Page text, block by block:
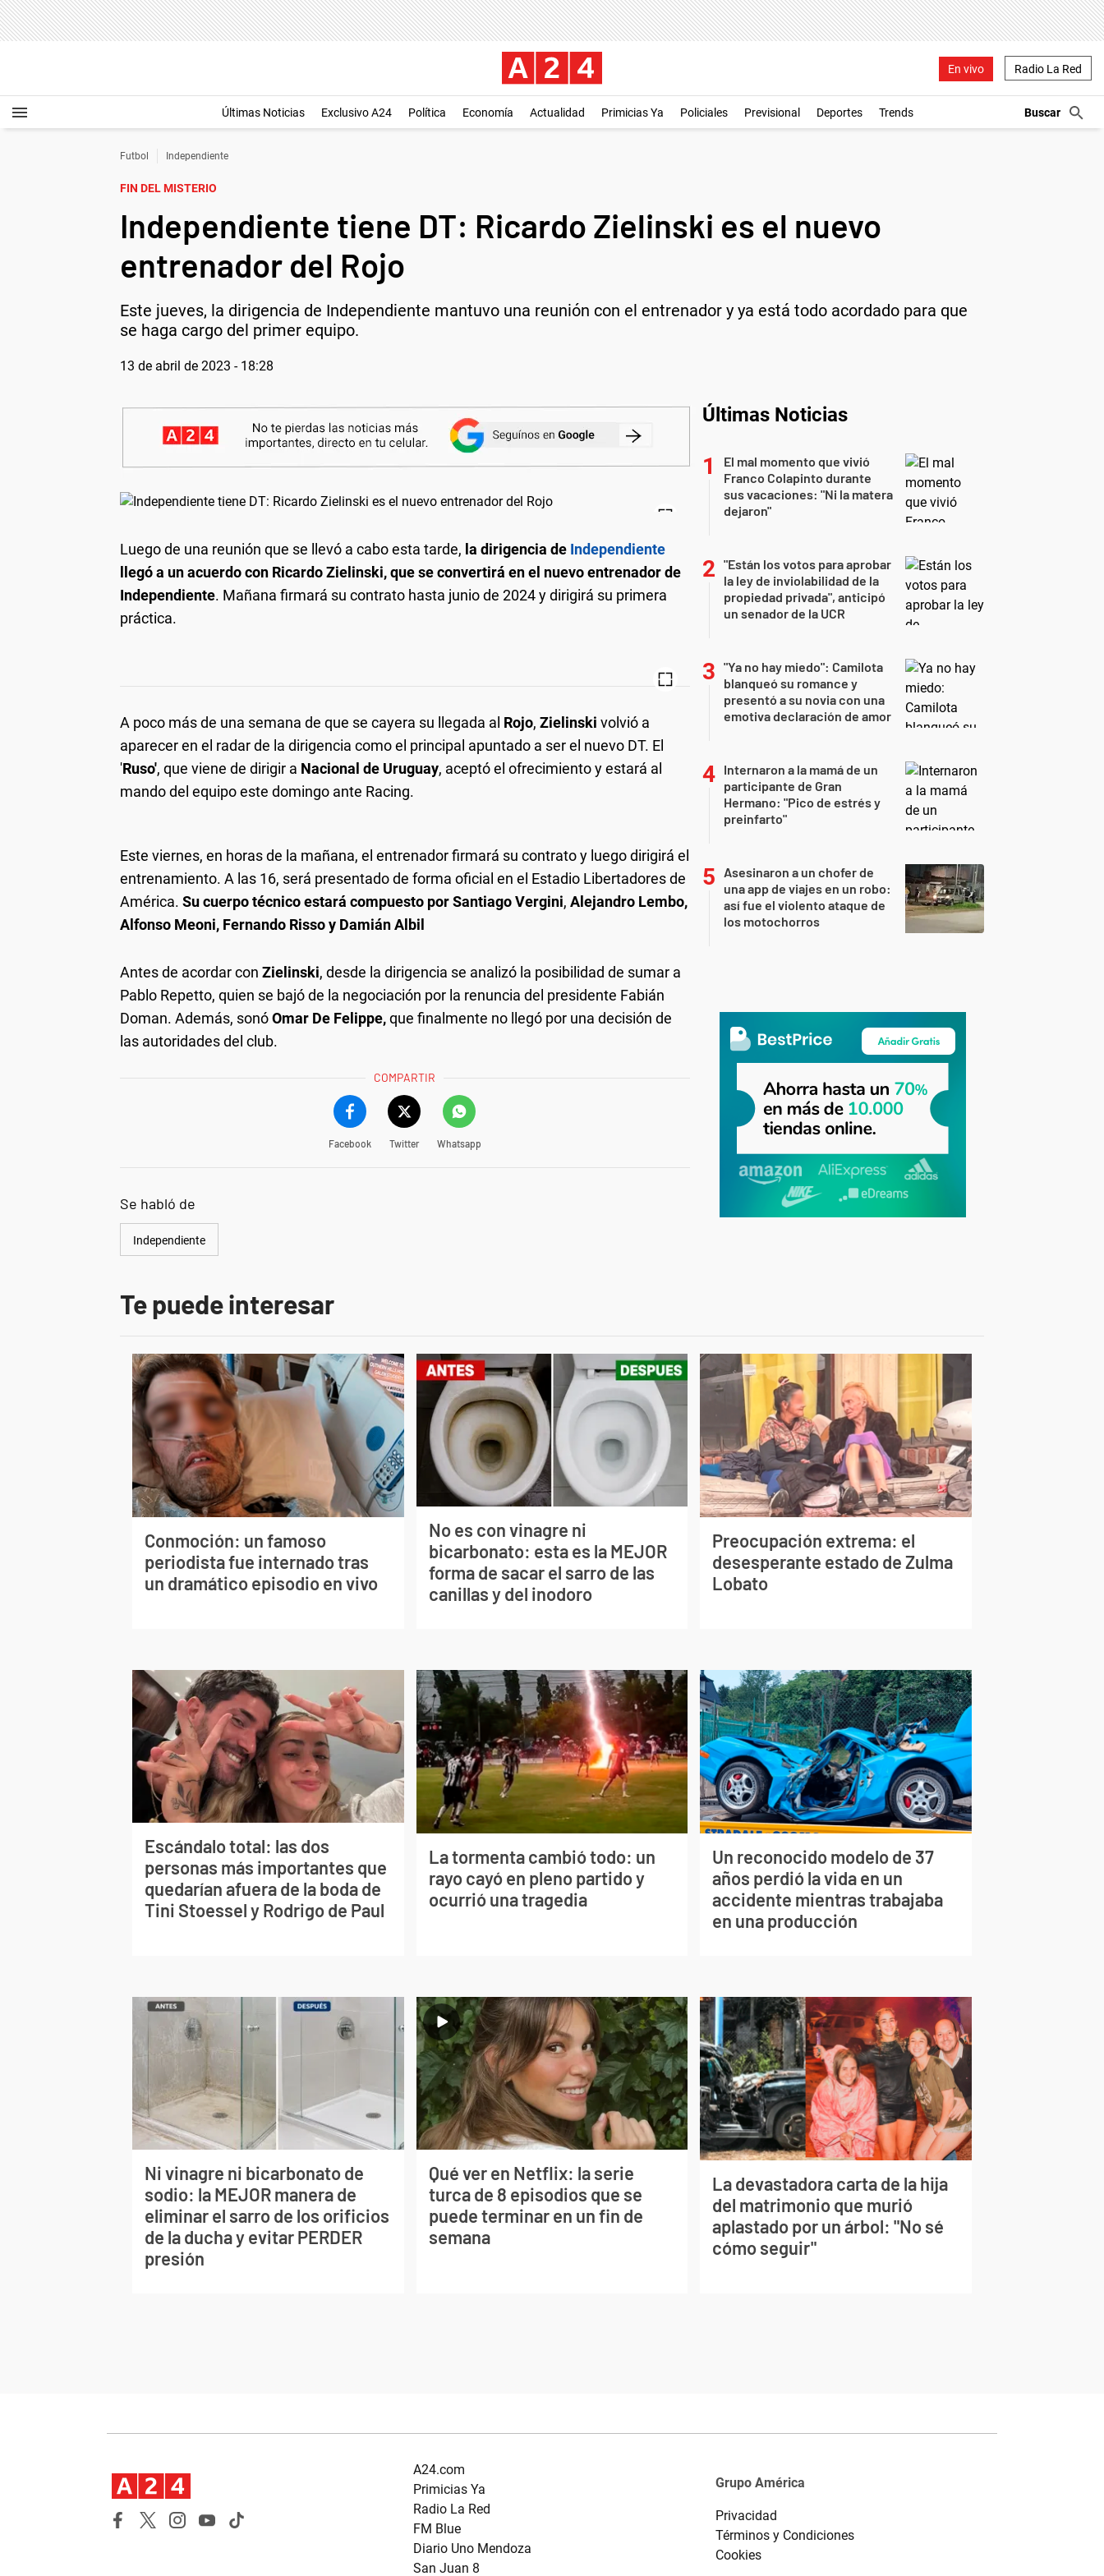
En vivo Radio La Red
Últimas Noticias Exclusivo A24 Política Economía Actualidad Primicias Ya Policiales Previsional Deportes Trends
Futbol Independiente
FIN DEL MISTERIO
Independiente tiene DT: Ricardo Zielinski es el nuevo
entrenador del Rojo
Este jueves, la dirigencia de Independiente mantuvo una reunión con el entrenador y ya está todo acordado para que
se haga cargo del primer equipo.
13 de abril de 2023 - 18:28
Luego de una reunión que se llevó a cabo esta tarde, la dirigencia de Independiente
llegó a un acuerdo con Ricardo Zielinski, que se convertirá en el nuevo entrenador de
Independiente. Mañana firmará su contrato hasta junio de 2024 y dirigirá su primera
práctica.
A poco más de una semana de que se cayera su llegada al Rojo, Zielinski volvió a
aparecer en el radar de la dirigencia como el principal apuntado a ser el nuevo DT. El
'Ruso', que viene de dirigir a Nacional de Uruguay, aceptó el ofrecimiento y estará al
mando del equipo este domingo ante Racing.
Este viernes, en horas de la mañana, el entrenador firmará su contrato y luego dirigirá el
entrenamiento. A las 16, será presentado de forma oficial en el Estadio Libertadores de
América. Su cuerpo técnico estará compuesto por Santiago Vergini, Alejandro Lembo,
Alfonso Meoni, Fernando Risso y Damián Albil
Antes de acordar con Zielinski, desde la dirigencia se analizó la posibilidad de sumar a
Pablo Repetto, quien se bajó de la negociación por la renuncia del presidente Fabián
Doman. Además, sonóOmar De Felippe,que finalmente no llegó por una decisión de
las autoridades del club.
COMPARTIR
Facebook Twitter Whatsapp
Se habló de
Independiente
Últimas Noticias
El mal momento que vivió
Franco Colapinto durante
sus vacaciones: "Ni la matera
dejaron"
"Están los votos para aprobar
la ley de inviolabilidad de la
propiedad privada", anticipó
un senador de la UCR
"Ya no hay miedo": Camilota
blanqueó su romance y
presentó a su novia con una
emotiva declaración de amor
Internaron a la mamá de un
participante de Gran
Hermano: "Pico de estrés y
preinfarto"
Asesinaron a un chofer de
una app de viajes en un robo:
así fue el violento ataque de
los motochorros
Te puede interesar
Conmoción: un famoso
periodista fue internado tras
un dramático episodio en vivo
No es con vinagre ni
bicarbonato: esta es la MEJOR
forma de sacar el sarro de las
canillas y del inodoro
Preocupación extrema: el
desesperante estado de Zulma
Lobato
Escándalo total: las dos
personas más importantes que
quedarían afuera de la boda de
Tini Stoessel y Rodrigo de Paul
La tormenta cambió todo: un
rayo cayó en pleno partido y
ocurrió una tragedia
Un reconocido modelo de 37
años perdió la vida en un
accidente mientras trabajaba
en una producción
Ni vinagre ni bicarbonato de
sodio: la MEJOR manera de
eliminar el sarro de los orificios
de la ducha y evitar PERDER
presión
Qué ver en Netflix: la serie
turca de 8 episodios que se
puede terminar en un fin de
semana
La devastadora carta de la hija
del matrimonio que murió
aplastado por un árbol: "No sé
cómo seguir"
A24.com
Primicias Ya
Radio La Red
FM Blue
Diario Uno Mendoza
San Juan 8
Grupo América
Privacidad
Términos y Condiciones
Cookies